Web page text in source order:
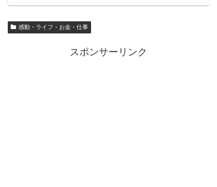
感動・ライフ・お金・仕事
スポンサーリンク